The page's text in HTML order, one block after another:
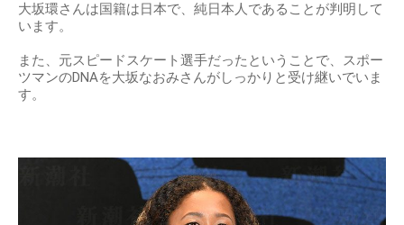
大坂環さんは国籍は日本で、純日本人であることが判明して
います。
また、元スピードスケート選手だったということで、スポー
ツマンのDNAを大坂なおみさんがしっかりと受け継いでいま
す。